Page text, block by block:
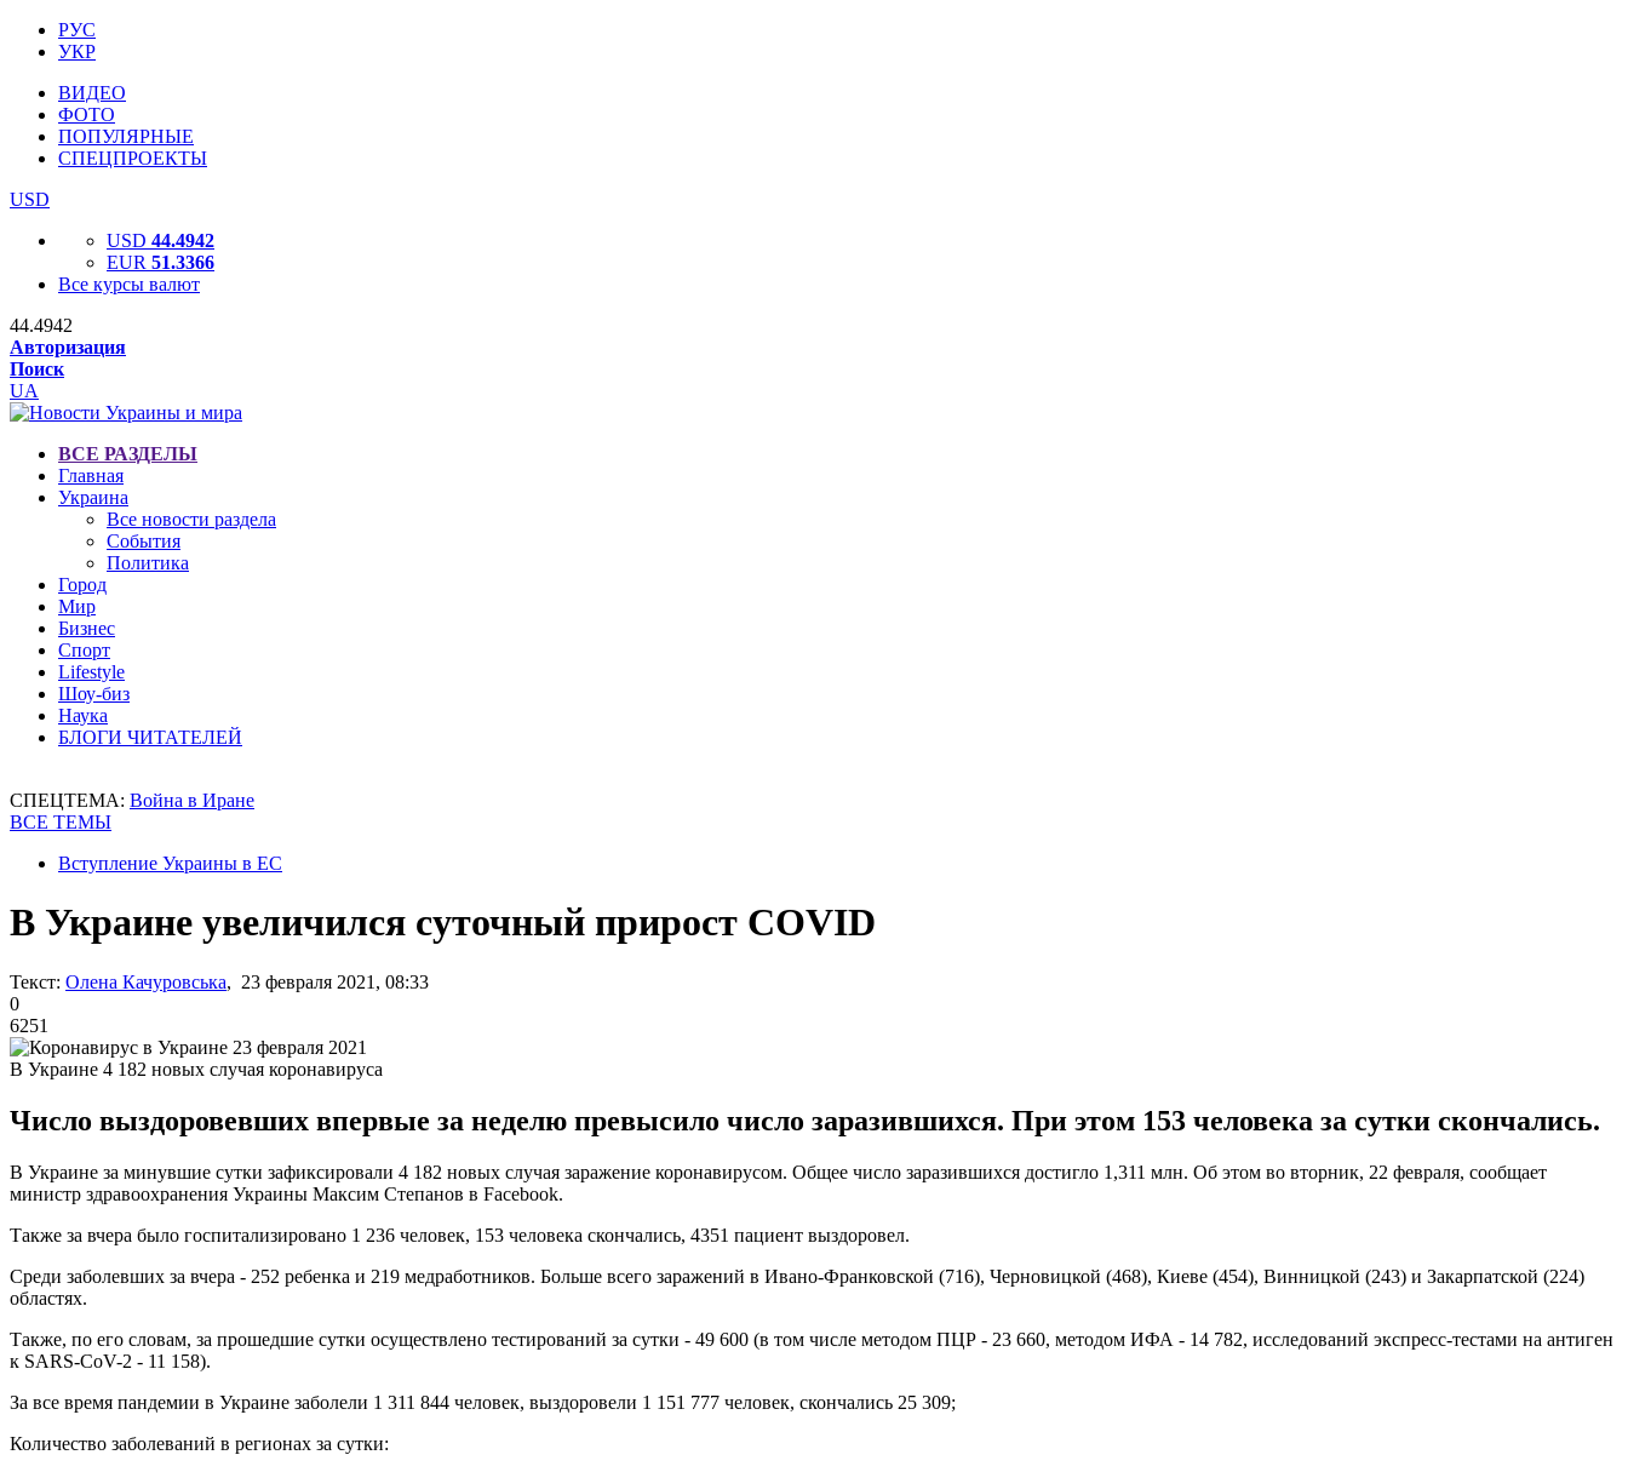
РУС
УКР
ВИДЕО
ФОТО
ПОПУЛЯРНЫЕ
СПЕЦПРОЕКТЫ
USD
USD 44.4942
EUR 51.3366
Все курсы валют
44.4942
Авторизация
Поиск
UA
ВСЕ РАЗДЕЛЫ
Главная
Украина
Все новости раздела
События
Политика
Город
Мир
Бизнес
Спорт
Lifestyle
Шоу-биз
Наука
БЛОГИ ЧИТАТЕЛЕЙ
СПЕЦТЕМА: Война в Иране
ВСЕ ТЕМЫ
Вступление Украины в ЕС
В Украине увеличился суточный прирост COVID
Текст: Олена Качуровська, 23 февраля 2021, 08:33
0
6251
В Украине 4 182 новых случая коронавируса
Число выздоровевших впервые за неделю превысило число заразившихся. При этом 153 человека за сутки скончались.
В Украине за минувшие сутки зафиксировали 4 182 новых случая заражение коронавирусом. Общее число заразившихся достигло 1,311 млн. Об этом во вторник, 22 февраля, сообщает
министр здравоохранения Украины Максим Степанов в Facebook.
Также за вчера было госпитализировано 1 236 человек, 153 человека скончались, 4351 пациент выздоровел.
Среди заболевших за вчера - 252 ребенка и 219 медработников. Больше всего заражений в Ивано-Франковской (716), Черновицкой (468), Киеве (454), Винницкой (243) и Закарпатской (224)
областях.
Также, по его словам, за прошедшие сутки осуществлено тестирований за сутки - 49 600 (в том числе методом ПЦР - 23 660, методом ИФА - 14 782, исследований экспресс-тестами на антиген
к SARS-CoV-2 - 11 158).
За все время пандемии в Украине заболели 1 311 844 человек, выздоровели 1 151 777 человек, скончались 25 309;
Количество заболеваний в регионах за сутки: